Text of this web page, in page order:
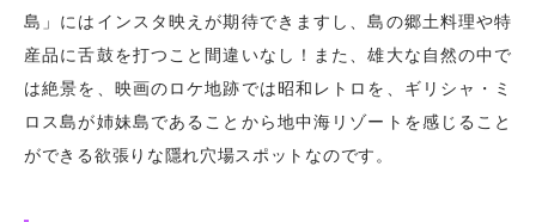
島」にはインスタ映えが期待できますし、島の郷土料理や特
産品に舌鼓を打つこと間違いなし！また、雄大な自然の中で
は絶景を、映画のロケ地跡では昭和レトロを、ギリシャ・ミ
ロス島が姉妹島であることから地中海リゾートを感じること
ができる欲張りな隱れ穴場スポットなのです。